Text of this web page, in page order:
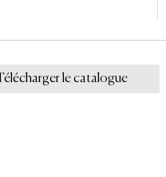
le catalogue